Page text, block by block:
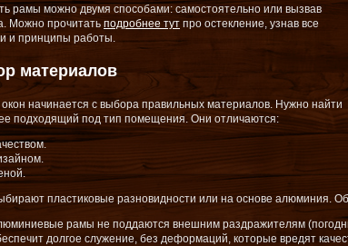
рамы можно двумя способами: самостоятельно или вызвав
Можно прочитать подробнее тут про остекление, узнав все
и принципы работы.
материалов
начинается с выбора правильных материалов. Нужно найти
подходящий под тип помещения. Они отличаются:
пластиковые разновидности или на основе алюминия.
рамы не поддаются внешним раздражителям
долгое служение, без деформаций, которые вредят